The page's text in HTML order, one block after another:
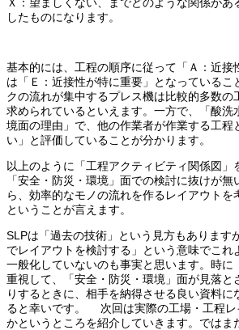
したものになります。
基本的には、工程の順序に従って「Ａ：近接
は「Ｅ：近接性が特に重要」となっているこ
クの流れが集中するプレス機は比較的多数の
求められているといえます。一方で、「酸洗
境面の理由」で、他の作業者が作業する工程
い」と評価していることが分かります。
以上のように「工程アクティビティ関係図」
「安全・防災・環境」面での検討に抜けが
ら、効率的なモノの流れを作るレイアウトを
ということが言えます。
SLPは「過去の技術」という見方もあります
でレイアウトを検討する」という意味でこれ
一般化していないのも事実と思います。時に
重視して、「安全・防災・環境」面が見落と
りするときに、相手を納得させる良い資料に
ると幸いです。 次回は実際の工場・工程レ
かというところを紹介していきます。ではま